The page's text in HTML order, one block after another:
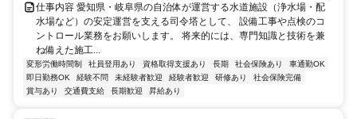
仕事内容 愛知県・岐阜県の自治体が運営する水道施設（浄水場・配
水場など）の安定運営を支える司令塔として、 設備工事や点検のコ
ントロール業務をお願いします。 将来的には、専門知識と技術を兼
ね備えた施工...
変形労働時間制 社員登用あり 資格取得支援あり 長期 社会保険あり
車通勤OK
即日勤務OK
経験不問 未経験者歓迎 経験者歓迎 研修あり
社会保険完備
賞与あり
交通費支給 長期歓迎 昇給あり